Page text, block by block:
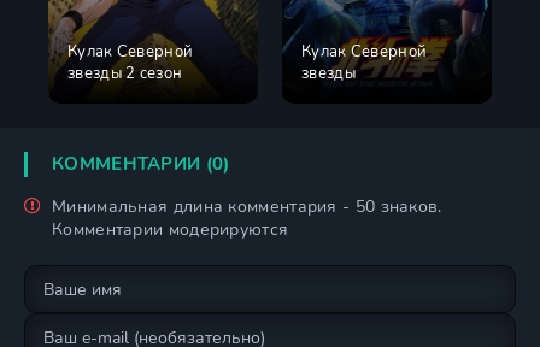
Кулак Северной
звезды 2 сезон
Кулак Северной
звезды
КОММЕНТАРИИ (0)
Минимальная длина комментария - 50 знаков.
Комментарии модерируются